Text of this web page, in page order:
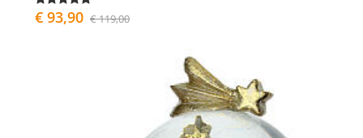
€ 93,90 € 119,00